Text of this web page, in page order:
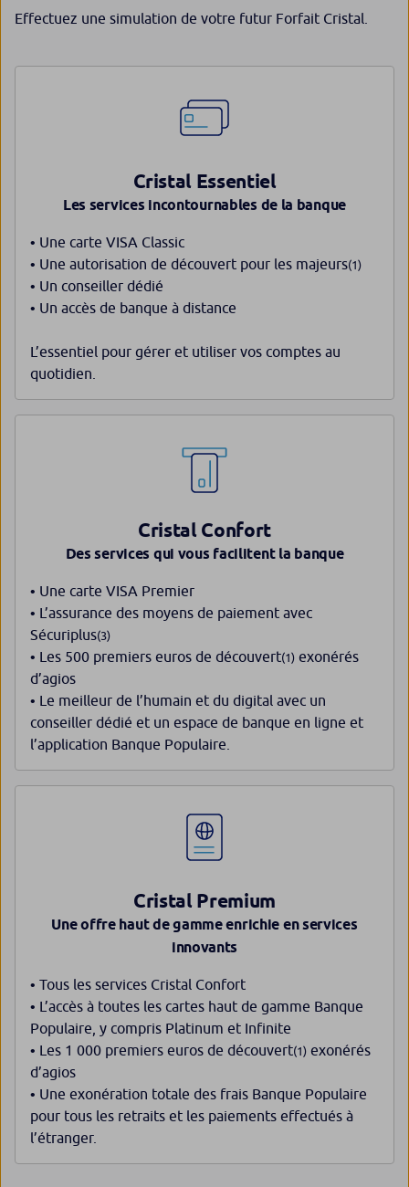
Effectuez une simulation de votre futur Forfait Cristal.
Cristal Essentiel
Les services incontournables de la banque
• Une carte VISA Classic
• Une autorisation de découvert pour les majeurs(1)
• Un conseiller dédié
• Un accès de banque à distance
L’essentiel pour gérer et utiliser vos comptes au
quotidien.
Cristal Confort
Des services qui vous facilitent la banque
• Une carte VISA Premier
• L’assurance des moyens de paiement avec
Sécuriplus(3)
• Les 500 premiers euros de découvert(1) exonérés
d’agios
• Le meilleur de l’humain et du digital avec un
conseiller dédié et un espace de banque en ligne et
l’application Banque Populaire.
Cristal Premium
Une offre haut de gamme enrichie en services
innovants
• Tous les services Cristal Confort
• L’accès à toutes les cartes haut de gamme Banque
Populaire, y compris Platinum et Infinite
• Les 1 000 premiers euros de découvert(1) exonérés
d’agios
• Une exonération totale des frais Banque Populaire
pour tous les retraits et les paiements effectués à
l’étranger.